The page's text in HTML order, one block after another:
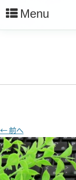
Menu
← 前へ